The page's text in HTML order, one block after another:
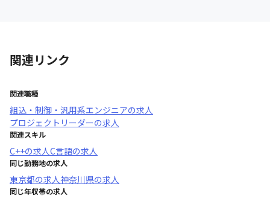
関連リンク
関連職種
組込・制御・汎用系エンジニアの求人
プロジェクトリーダーの求人
関連スキル
C++の求人C言語の求人
同じ勤務地の求人
東京都の求人神奈川県の求人
同じ年収帯の求人